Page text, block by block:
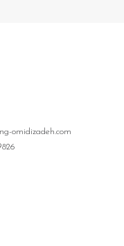
omidizadeh.com